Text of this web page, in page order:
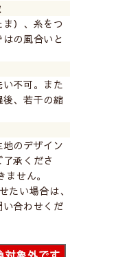
）、糸をつ
の風合いと
不可。また
、若干の縮
のデザイン
承くださ
せん。
たい場合は、
合わせくだ